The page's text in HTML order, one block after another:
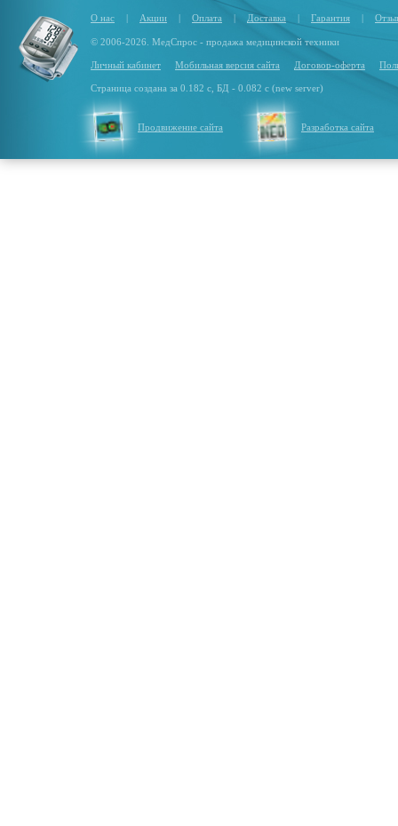
О нас | Акции | Оплата | Доставка | Гарантия |
© 2006-2026. МедСпрос - продажа медицинской техники
Личный кабинет Мобильная версия сайта Договор-оферта
Страница создана за 0.182 с, БД - 0.082 с (new server)
Продвижение сайта Разработка сайта